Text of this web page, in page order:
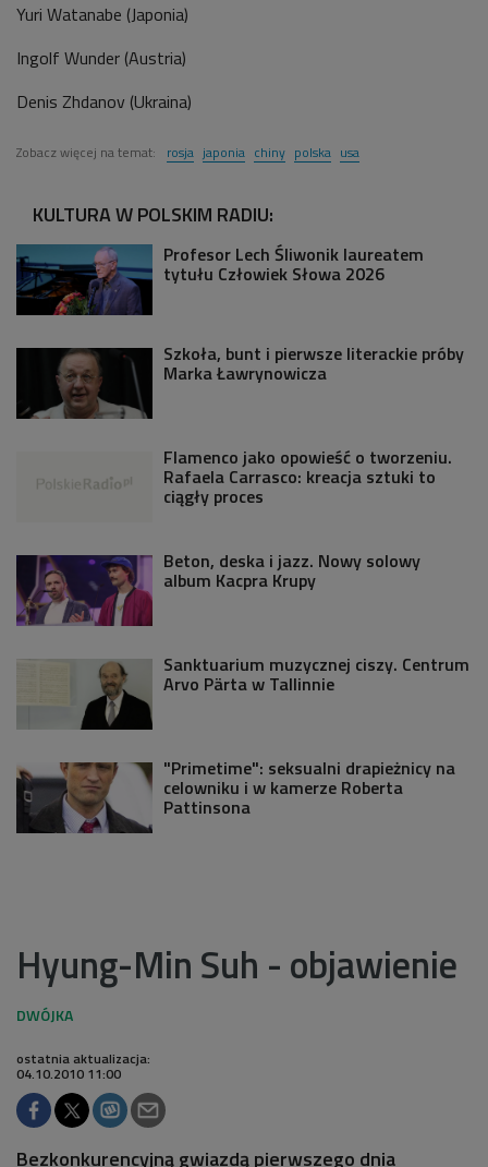
Yuri Watanabe (Japonia)
Ingolf Wunder (Austria)
Denis Zhdanov (Ukraina)
Zobacz więcej na temat: rosja japonia chiny polska usa
KULTURA W POLSKIM RADIU:
Profesor Lech Śliwonik laureatem
tytułu Człowiek Słowa 2026
Szkoła, bunt i pierwsze literackie próby
Marka Ławrynowicza
Flamenco jako opowieść o tworzeniu.
Rafaela Carrasco: kreacja sztuki to
ciągły proces
Beton, deska i jazz. Nowy solowy
album Kacpra Krupy
Sanktuarium muzycznej ciszy. Centrum
Arvo Pärta w Tallinnie
"Primetime": seksualni drapieżnicy na
celowniku i w kamerze Roberta
Pattinsona
Hyung-Min Suh - objawienie
ostatnia aktualizacja:
04.10.2010 11:00
Bezkonkurencyjną gwiazdą pierwszego dnia